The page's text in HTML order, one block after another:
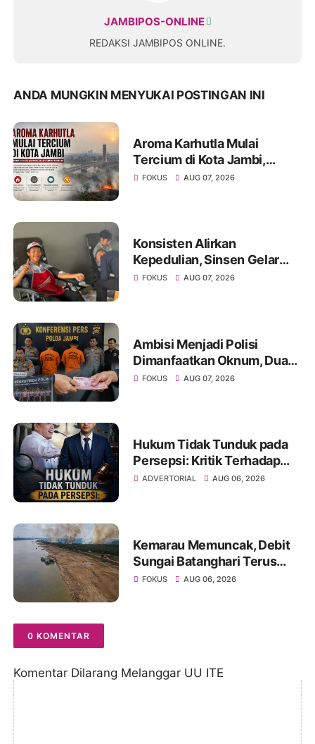
JAMBIPOS-ONLINE
REDAKSI JAMBIPOS ONLINE.
ANDA MUNGKIN MENYUKAI POSTINGAN INI
Aroma Karhutla Mulai
Tercium di Kota Jambi,
Warga Diminta Waspada
FOKUS AUG 07, 2026
Konsisten Alirkan
Kepedulian, Sinsen Gelar
Donor Darah ke-23 dalam
FOKUS AUG 07, 2026
Ambisi Menjadi Polisi
Dimanfaatkan Oknum, Dua
Anggota Polda Jambi Diduga
FOKUS AUG 07, 2026
Hukum Tidak Tunduk pada
Persepsi: Kritik Terhadap
Monopoli Kebenaran oleh
ADVERTORIAL AUG 06, 2026
Kemarau Memuncak, Debit
Sungai Batanghari Terus
Menyusut, Jambi Hadapi
FOKUS AUG 06, 2026
0 KOMENTAR
Komentar Dilarang Melanggar UU ITE